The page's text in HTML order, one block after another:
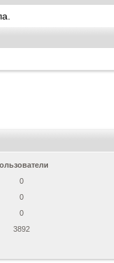
0
0
0
3892